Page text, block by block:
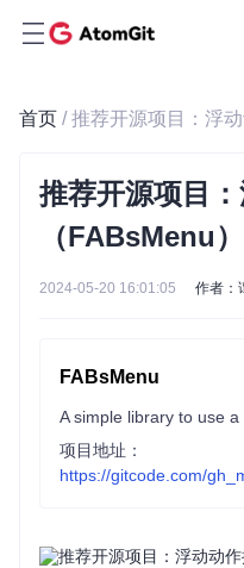
首页 / 推荐开源项目：浮
推荐开源项目
（FABsMenu）
2024-05-20 16:01:05 作者：
FABsMenu
项目地址：
https://gitcode.com/